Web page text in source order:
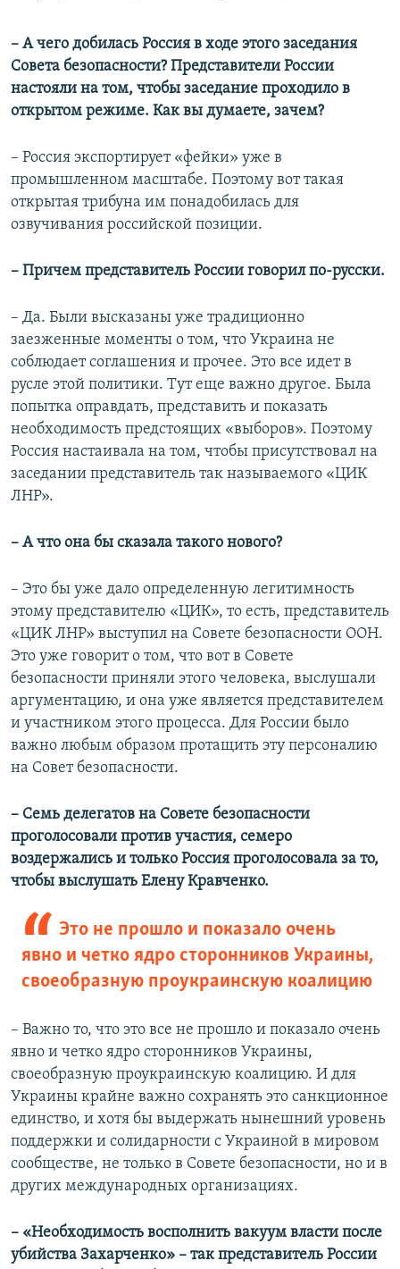
– А чего добилась Россия в ходе этого заседания
Совета безопасности? Представители России
настояли на том, чтобы заседание проходило в
открытом режиме. Как вы думаете, зачем?
– Россия экспортирует «фейки» уже в
промышленном масштабе. Поэтому вот такая
открытая трибуна им понадобилась для
озвучивания российской позиции.
– Причем представитель России говорил по-русски.
– Да. Были высказаны уже традиционно
заезженные моменты о том, что Украина не
соблюдает соглашения и прочее. Это все идет в
русле этой политики. Тут еще важно другое. Была
попытка оправдать, представить и показать
необходимость предстоящих «выборов». Поэтому
Россия настаивала на том, чтобы присутствовал на
заседании представитель так называемого «ЦИК
ЛНР».
– А что она бы сказала такого нового?
– Это бы уже дало определенную легитимность
этому представителю «ЦИК», то есть, представитель
«ЦИК ЛНР» выступил на Совете безопасности ООН.
Это уже говорит о том, что вот в Совете
безопасности приняли этого человека, выслушали
аргументацию, и она уже является представителем
и участником этого процесса. Для России было
важно любым образом протащить эту персоналию
на Совет безопасности.
– Семь делегатов на Совете безопасности
проголосовали против участия, семеро
воздержались и только Россия проголосовала за то,
чтобы выслушать Елену Кравченко.
Это не прошло и показало очень
явно и четко ядро сторонников Украины,
своеобразную проукраинскую коалицию
– Важно то, что это все не прошло и показало очень
явно и четко ядро сторонников Украины,
своеобразную проукраинскую коалицию. И для
Украины крайне важно сохранять это санкционное
единство, и хотя бы выдержать нынешний уровень
поддержки и солидарности с Украиной в мировом
сообществе, не только в Совете безопасности, но и в
других международных организациях.
– «Необходимость восполнить вакуум власти после
убийства Захарченко» – так представитель России